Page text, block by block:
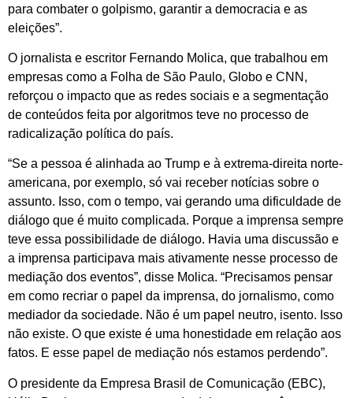
para combater o golpismo, garantir a democracia e as
eleições”.
O jornalista e escritor Fernando Molica, que trabalhou em
empresas como a Folha de São Paulo, Globo e CNN,
reforçou o impacto que as redes sociais e a segmentação
de conteúdos feita por algoritmos teve no processo de
radicalização política do país.
“Se a pessoa é alinhada ao Trump e à extrema-direita norte-
americana, por exemplo, só vai receber notícias sobre o
assunto. Isso, com o tempo, vai gerando uma dificuldade de
diálogo que é muito complicada. Porque a imprensa sempre
teve essa possibilidade de diálogo. Havia uma discussão e
a imprensa participava mais ativamente nesse processo de
mediação dos eventos”, disse Molica. “Precisamos pensar
em como recriar o papel da imprensa, do jornalismo, como
mediador da sociedade. Não é um papel neutro, isento. Isso
não existe. O que existe é uma honestidade em relação aos
fatos. E esse papel de mediação nós estamos perdendo”.
O presidente da Empresa Brasil de Comunicação (EBC),